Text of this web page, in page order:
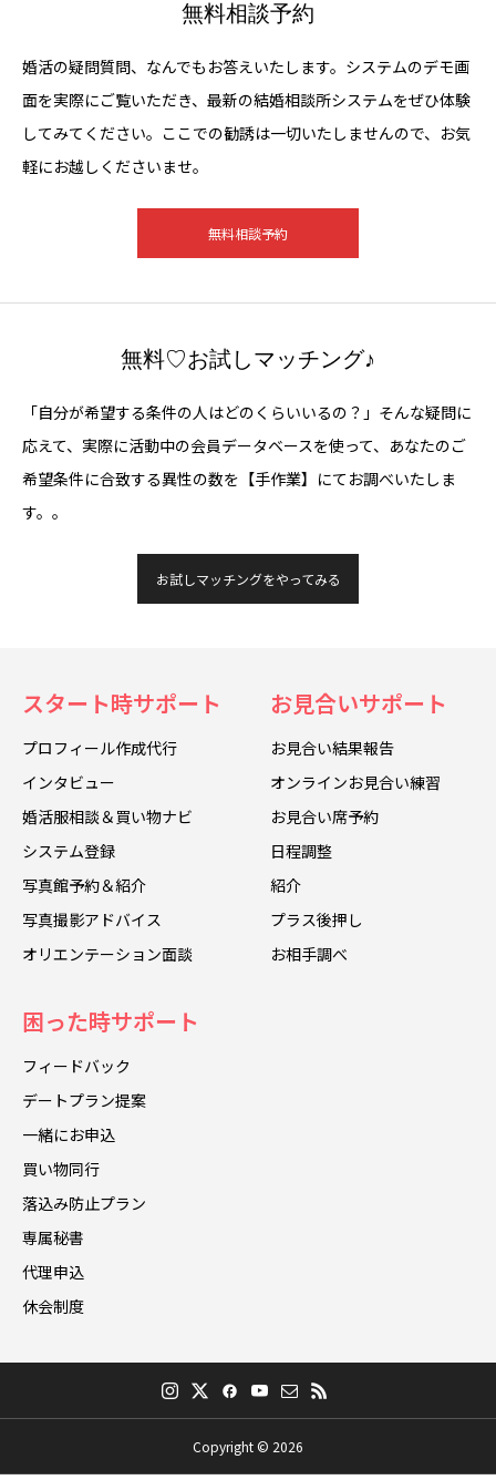
無料相談予約
婚活の疑問質問、なんでもお答えいたします。システムのデモ画
面を実際にご覧いただき、最新の結婚相談所システムをぜひ体験
してみてください。ここでの勧誘は一切いたしませんので、お気
軽にお越しくださいませ。
無料相談予約
無料♡お試しマッチング♪
「自分が希望する条件の人はどのくらいいるの？」そんな疑問に
応えて、実際に活動中の会員データベースを使って、あなたのご
希望条件に合致する異性の数を【手作業】にてお調べいたしま
す。。
お試しマッチングをやってみる
スタート時サポート
プロフィール作成代行
インタビュー
婚活服相談＆買い物ナビ
システム登録
写真館予約＆紹介
写真撮影アドバイス
オリエンテーション面談
お見合いサポート
お見合い結果報告
オンラインお見合い練習
お見合い席予約
日程調整
紹介
プラス後押し
お相手調べ
困った時サポート
フィードバック
デートプラン提案
一緒にお申込
買い物同行
落込み防止プラン
専属秘書
代理申込
休会制度
Copyright © 2026